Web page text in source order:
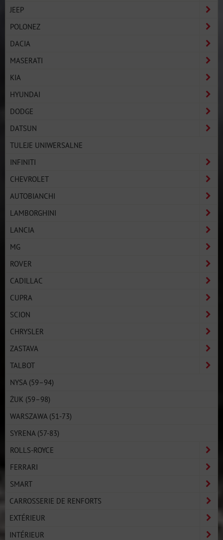
JEEP
POLONEZ
DACIA
MASERATI
KIA
HYUNDAI
DODGE
DATSUN
TULEJE UNIWERSALNE
INFINITI
CHEVROLET
AUTOBIANCHI
LAMBORGHINI
LANCIA
MG
ROVER
CADILLAC
CUPRA
SCION
CHRYSLER
ZASTAVA
TALBOT
NYSA (59–94)
ŻUK (59–98)
WARSZAWA (51-73)
SYRENA (57-83)
ROLLS-ROYCE
FERRARI
SMART
CARROSSERIE DE RENFORTS
EXTÉRIEUR
INTÉRIEUR